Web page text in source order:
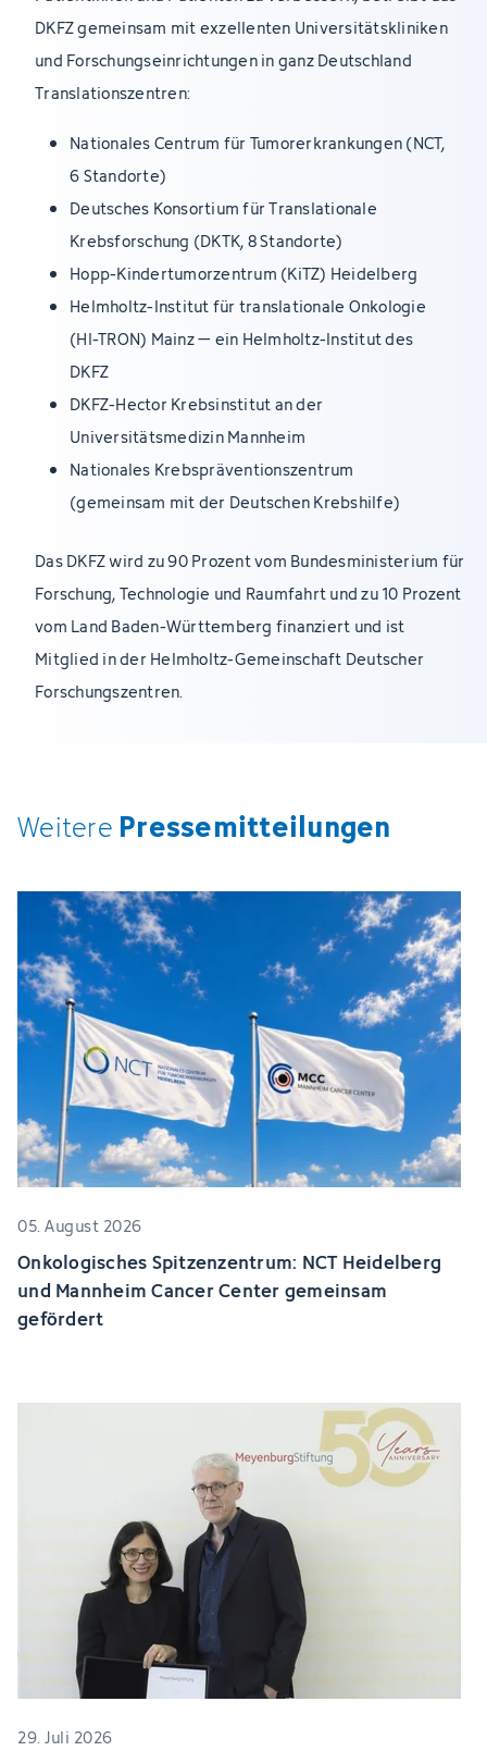
DKFZ gemeinsam mit exzellenten Universitätskliniken
und Forschungseinrichtungen in ganz Deutschland
Translationszentren:
Nationales Centrum für Tumorerkrankungen (NCT,
6 Standorte)
Deutsches Konsortium für Translationale
Krebsforschung (DKTK, 8 Standorte)
Hopp-Kindertumorzentrum (KiTZ) Heidelberg
Helmholtz-Institut für translationale Onkologie
(HI-TRON) Mainz – ein Helmholtz-Institut des
DKFZ
DKFZ-Hector Krebsinstitut an der
Universitätsmedizin Mannheim
Nationales Krebspräventionszentrum
(gemeinsam mit der Deutschen Krebshilfe)
Das DKFZ wird zu 90 Prozent vom Bundesministerium für
Forschung, Technologie und Raumfahrt und zu 10 Prozent
vom Land Baden-Württemberg finanziert und ist
Mitglied in der Helmholtz-Gemeinschaft Deutscher
Forschungszentren.
Weitere Pressemitteilungen
05. August 2026
Onkologisches Spitzenzentrum: NCT Heidelberg
und Mannheim Cancer Center gemeinsam
gefördert
29. Juli 2026